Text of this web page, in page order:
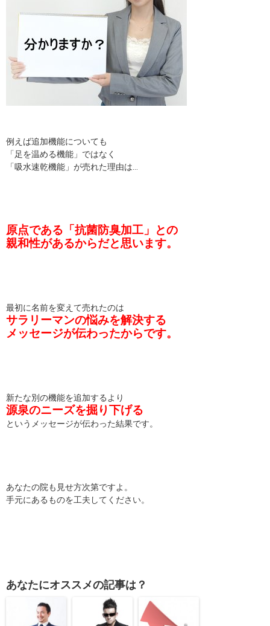
例えば追加機能についても
「足を温める機能」ではなく
「吸水速乾機能」が売れた理由は…
原点である「抗菌防臭加工」との
親和性があるからだと思います。
最初に名前を変えて売れたのは
サラリーマンの悩みを解決する
メッセージが伝わったからです。
新たな別の機能を追加するより
源泉のニーズを掘り下げる
というメッセージが伝わった結果です。
あなたの院も見せ方次第ですよ。
手元にあるものを工夫してください。
あなたにオススメの記事は？